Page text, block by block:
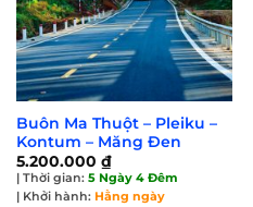
Buôn Ma Thuột – Pleiku –
Kontum – Măng Đen
5.200.000 ₫
| Thời gian: 5 Ngày 4 Đêm
| Khởi hành: Hằng ngày